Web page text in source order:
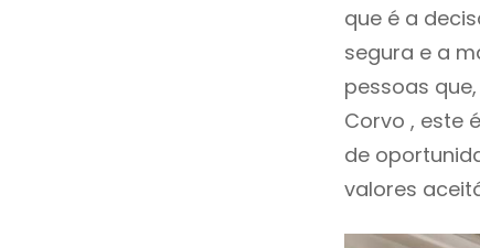
que é a
segura e a
pessoas
Corvo , este
de
valores